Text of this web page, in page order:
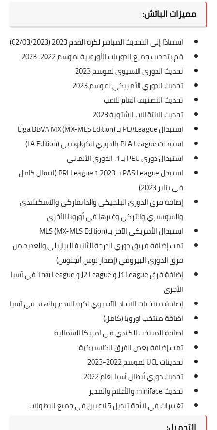
مميزات الباتش:
استنادًا إلى التحديث المباشر لكرة القدم 2023 (02/03/2023)
قم بتحديث جميع الدوريات الأوروبية لموسم 2022-2023
تحديث الدوري الاسيوي لموسم 2023
تحديث الدوري الأمريكي لموسم 2023
تحديث التصنيف العام للاعب
تحديث الانتقالات الشتوية 2023
استبدال PLALeague بـ Liga BBVA MX (MX-MLS Edition)
استبدلت PLA League بالدوري الكولومبي (LA Edition)
استبدال دوري PEU بـ 1. الدوري الألماني
استبدل PAS League بـ BRI League 1 2023 (انتقال كامل
في يناير 2023)
إضافة فرق الدوري البلجيكي والدانماركي والاسكتلندي
والسويسري والتركي وغيرها في أوروبا الأخرى
استبدال الأمريكي الآخر بـ MLS (MX-MLS Edition)
تمت إضافة فريق دوري الدرجة الثانية البرازيلي والعديد من
فرق الدوري البيروفي (إصدار لوس أنجلوس)
إضافة فرق J1 League و J2 League و Thai League في آسيا
الأخرى
إضافة منتخبات الاتحاد الآسيوي لكرة القدم والهند في آسيا
اضافة منتخب اوروبا (كامل)
اضافة المنتخب الكندي في امريكا الشمالية
تمت إضافة بعض الفرق الكلاسيكية
تحديثات UCL لموسم 2022-2023
تحديث دوري أبطال آسيا لعام 2022
تحديث miniface والأعلام والمدير
تغييرات في لائحة تبديل 5 لاعبين في جميع البطولات